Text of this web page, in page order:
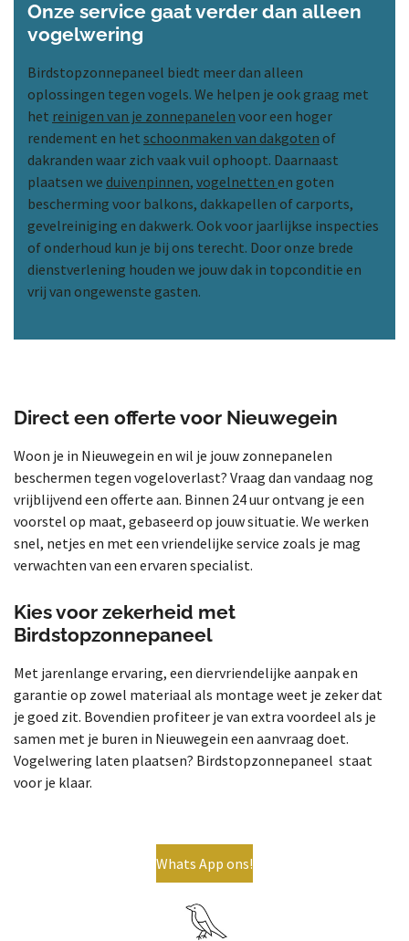
Onze service gaat verder dan alleen
vogelwering
Birdstopzonnepaneel biedt meer dan alleen
oplossingen tegen vogels. We helpen je ook graag met
het reinigen van je zonnepanelen voor een hoger
rendement en het schoonmaken van dakgoten of
dakranden waar zich vaak vuil ophoopt. Daarnaast
plaatsen we duivenpinnen, vogelnetten en goten
bescherming voor balkons, dakkapellen of carports,
gevelreiniging en dakwerk. Ook voor jaarlijkse inspecties
of onderhoud kun je bij ons terecht. Door onze brede
dienstverlening houden we jouw dak in topconditie en
vrij van ongewenste gasten.
Direct een offerte voor Nieuwegein
Woon je in Nieuwegein en wil je jouw zonnepanelen
beschermen tegen vogeloverlast? Vraag dan vandaag nog
vrijblijvend een offerte aan. Binnen 24 uur ontvang je een
voorstel op maat, gebaseerd op jouw situatie. We werken
snel, netjes en met een vriendelijke service zoals je mag
verwachten van een ervaren specialist.
Kies voor zekerheid met
Birdstopzonnepaneel
Met jarenlange ervaring, een diervriendelijke aanpak en
garantie op zowel materiaal als montage weet je zeker dat
je goed zit. Bovendien profiteer je van extra voordeel als je
samen met je buren in Nieuwegein een aanvraag doet.
Vogelwering laten plaatsen? Birdstopzonnepaneel staat
voor je klaar.
Whats App ons!